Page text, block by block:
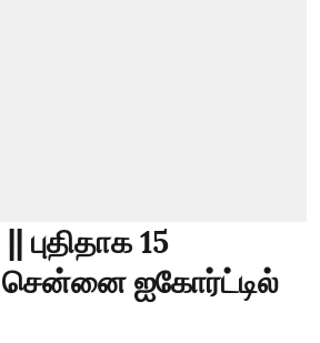
புதிதாக 15
சென்னை ஐகோர்ட்டில்